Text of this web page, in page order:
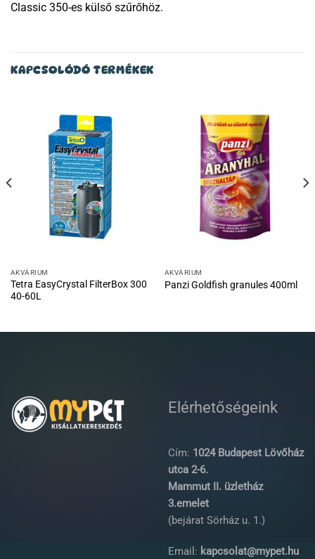
Classic 350-es külső szűrőhöz.
KAPCSOLÓDÓ TERMÉKEK
AKVÁRIUM
Tetra EasyCrystal FilterBox 300
40-60L
AKVÁRIUM
Panzi Goldfish granules 400ml
Elérhetőségeink
Cím: 1024 Budapest Lövőház
utca 2-6.
Mammut II. üzletház
3.emelet
(bejárat Sörház u. 1.)
Email: kapcsolat@mypet.hu